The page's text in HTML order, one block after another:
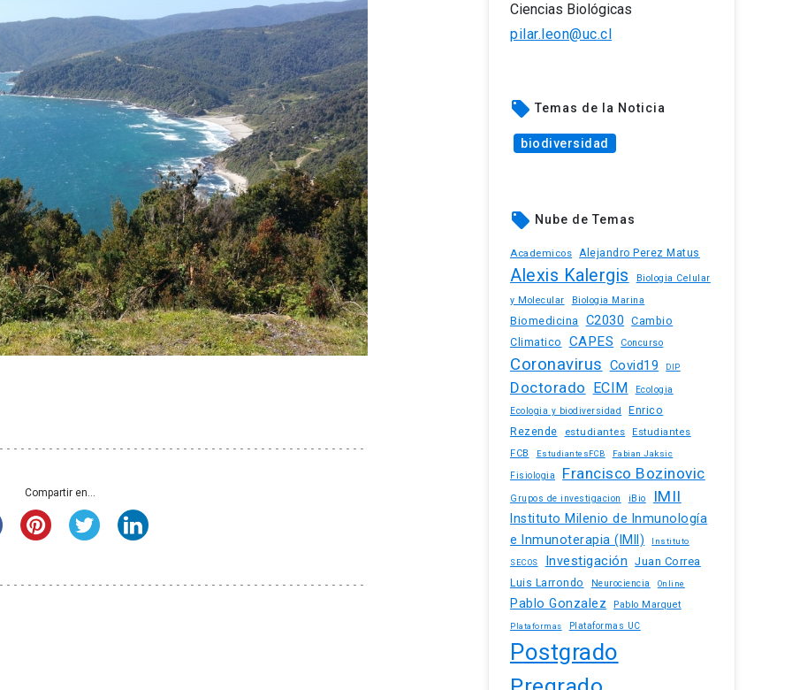
Compartir en...
Ciencias Biológicas
pilar.leon@uc.cl
local_offer Temas de la Noticia
biodiversidad
local_offer Nube de Temas
Academicos Alejandro Perez Matus
Alexis Kalergis
Biologia Celular
y Molecular
Biologia Marina
Biomedicina C2030
Cambio
Climatico
CAPES Concurso
Coronavirus Covid19 DIP
Doctorado ECIM Ecologia
Ecologia y biodiversidad
Enrico
Rezende
estudiantes
Estudiantes
FCB
EstudiantesFCB Fabian Jaksic
Fisiologia Francisco Bozinovic
Grupos de investigacion iBio IMII
Instituto Milenio de Inmunología
e Inmunoterapia (IMII)
Instituto
SECOS Investigación
Juan Correa
Luis Larrondo
Neurociencia Online
Pablo Gonzalez Pablo Marquet
Plataformas Plataformas UC
Postgrado